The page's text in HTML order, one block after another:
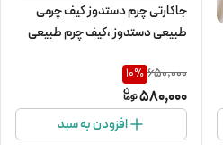
جاکارتی چرم دستدوز کیف چرمی
طبیعی دستدوز ،کیف چرم طبیعی
650,000
10%
580,000
افزودن به سبد